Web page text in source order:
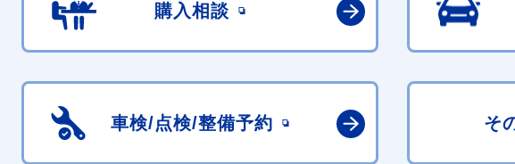
購入相談
車検/点検/整備予約 そ